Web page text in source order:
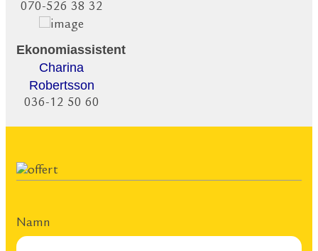
070-526 38 32
Ekonomiassistent
Charina
Robertsson
036-12 50 60
Namn